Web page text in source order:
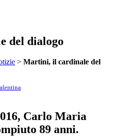
del dialogo
> Martini, il cardinale del
Carlo Maria
89 anni.